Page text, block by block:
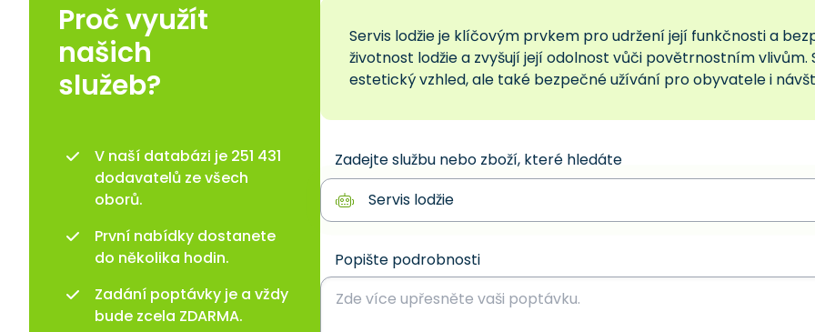
Servis lodžie je klíčovým prvkem pro udržení její funkčnosti a
životnost lodžie a zvyšují její odolnost vůči povětrnostním vlivům.
estetický vzhled, ale také bezpečné užívání pro obyvatele i
Zadejte službu nebo zboží, které hledáte
Popište podrobnosti
Proč využít
našich
služeb?
V naší databázi je 251 431
dodavatelů ze všech
oborů.
První nabídky dostanete
do několika hodin.
Zadání poptávky je a vždy
bude zcela ZDARMA.